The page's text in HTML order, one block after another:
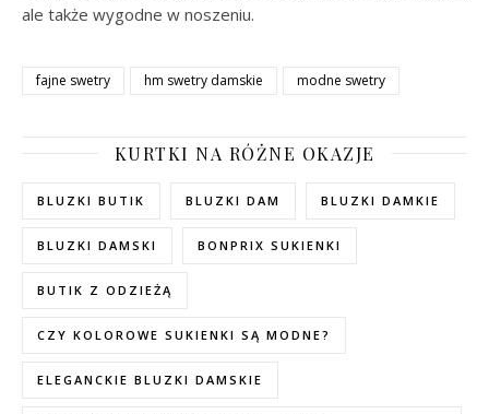
ale także wygodne w noszeniu.
fajne swetry hm swetry damskie modne swetry
KURTKI NA RÓŻNE OKAZJE
BLUZKI BUTIK BLUZKI DAM BLUZKI DAMKIE
BLUZKI DAMSKI BONPRIX SUKIENKI
BUTIK Z ODZIEŻĄ
CZY KOLOROWE SUKIENKI SĄ MODNE?
ELEGANCKIE BLUZKI DAMSKIE